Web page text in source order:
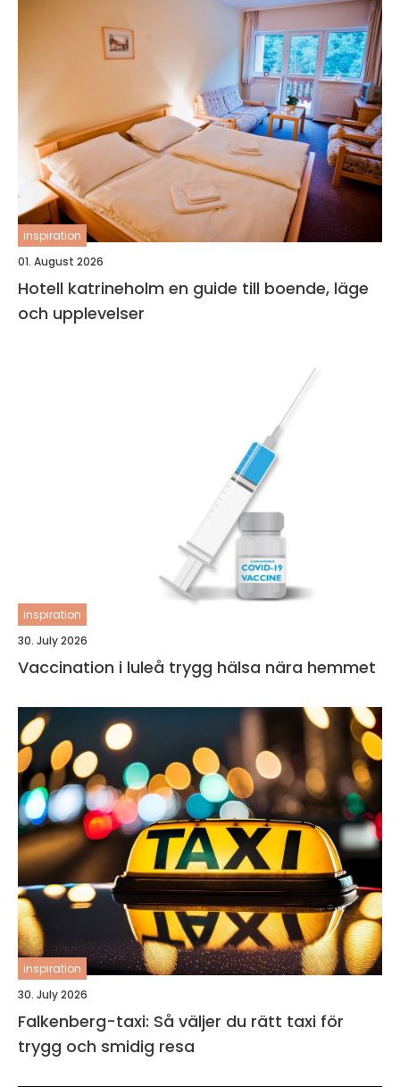
inspiration
01. August 2026
Hotell katrineholm en guide till boende, läge
och upplevelser
inspiration
30. July 2026
Vaccination i luleå trygg hälsa nära hemmet
inspiration
30. July 2026
Falkenberg-taxi: Så väljer du rätt taxi för
trygg och smidig resa